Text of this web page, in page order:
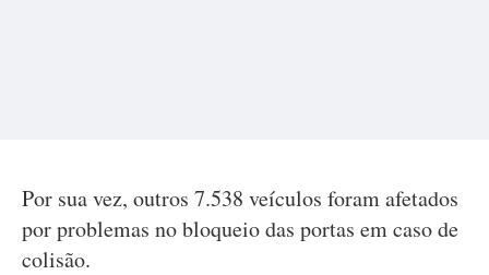
Por sua vez, outros 7.538 veículos foram afetados
por problemas no bloqueio das portas em caso de
colisão.